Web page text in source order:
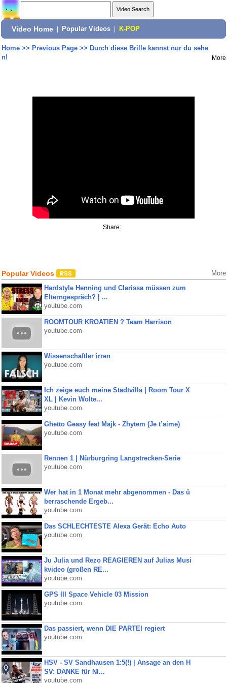
Video Home Popular Videos K-POP
Home>> Previous Page>> Durch diese Brille kannst nur du sehe
n!
More
Share:
Popular Videos More
Hardstyle Henning und Clarissa müssen zum
Elterngespräch? | ...
youtube.com
ROOMTOUR KROATIEN ? Team Harrison
youtube.com
Wissenschaftler irren
youtube.com
Ich zeige euch meine Stadtvilla | Room Tour X
XL | Kevin Wolte...
youtube.com
Ghetto Geasy feat Majk - Zhytem (Je t’aime)
youtube.com
Rennen 1 | Nürburgring Langstrecken-Serie
youtube.com
Wer hat in 1 Monat mehr abgenommen - Das ü
berraschende Ergeb...
youtube.com
Das SCHLECHTESTE Alexa Gerät: Echo Auto
youtube.com
Ju Julia und Rezo REAGIEREN auf Julias Musi
kvideo (großen RE...
youtube.com
GPS III Space Vehicle 03 Mission
youtube.com
Das passiert, wenn DIE PARTEI regiert
youtube.com
HSV - SV Sandhausen 1:5(!) | Ansage an den H
SV: DANKE für NI...
youtube.com